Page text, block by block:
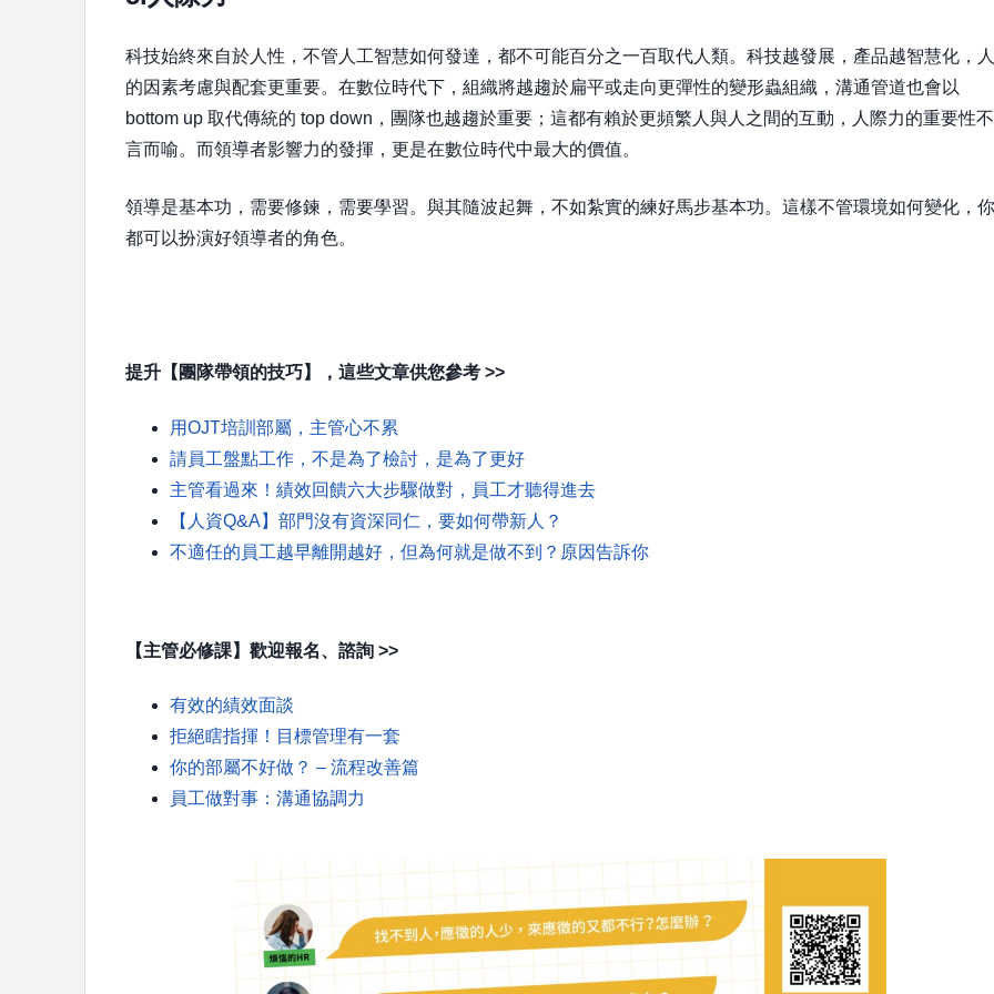
科技始終來自於人性，不管人工智慧如何發達，都不可能百分之一百取代人類。科技越發展，產品越智慧化，人
的因素考慮與配套更重要。在數位時代下，組織將越趨於扁平或走向更彈性的變形蟲組織，溝通管道也會以
bottom up 取代傳統的 top down，團隊也越趨於重要；這都有賴於更頻繁人與人之間的互動，人際力的重要性不
言而喻。而領導者影響力的發揮，更是在數位時代中最大的價值。
領導是基本功，需要修鍊，需要學習。與其隨波起舞，不如紮實的練好馬步基本功。這樣不管環境如何變化，你
都可以扮演好領導者的角色。
提升【團隊帶領的技巧】，這些文章供您參考 >>
用OJT培訓部屬，主管心不累
請員工盤點工作，不是為了檢討，是為了更好
主管看過來！績效回饋六大步驟做對，員工才聽得進去
【人資Q&A】部門沒有資深同仁，要如何帶新人？
不適任的員工越早離開越好，但為何就是做不到？原因告訴你
【主管必修課】歡迎報名、諮詢 >>
有效的績效面談
拒絕瞎指揮！目標管理有一套
你的部屬不好做？ – 流程改善篇
員工做對事：溝通協調力